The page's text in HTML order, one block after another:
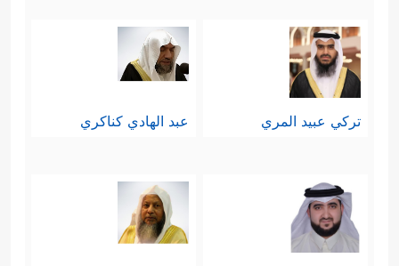
تركي عبيد المري عبد الهادي كناكري